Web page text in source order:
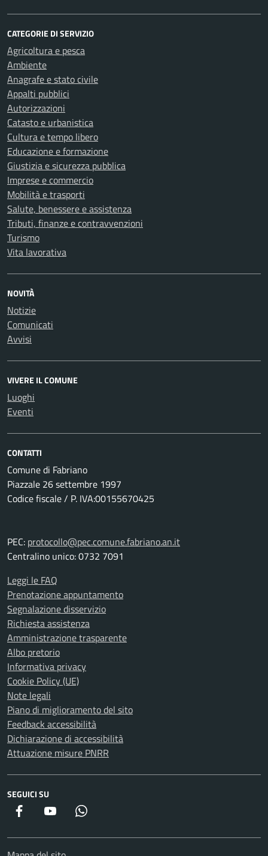
CATEGORIE DI SERVIZIO
Agricoltura e pesca
Ambiente
Anagrafe e stato civile
Appalti pubblici
Autorizzazioni
Catasto e urbanistica
Cultura e tempo libero
Educazione e formazione
Giustizia e sicurezza pubblica
Imprese e commercio
Mobilità e trasporti
Salute, benessere e assistenza
Tributi, finanze e contravvenzioni
Turismo
Vita lavorativa
NOVITÀ
Notizie
Comunicati
Avvisi
VIVERE IL COMUNE
Luoghi
Eventi
CONTATTI
Comune di Fabriano
Piazzale 26 settembre 1997
Codice fiscale / P. IVA:00155670425
PEC: protocollo@pec.comune.fabriano.an.it
Centralino unico: 0732 7091
Leggi le FAQ
Prenotazione appuntamento
Segnalazione disservizio
Richiesta assistenza
Amministrazione trasparente
Albo pretorio
Informativa privacy
Cookie Policy (UE)
Note legali
Piano di miglioramento del sito
Feedback accessibilità
Dichiarazione di accessibilità
Attuazione misure PNRR
SEGUICI SU
Facebook YouTube